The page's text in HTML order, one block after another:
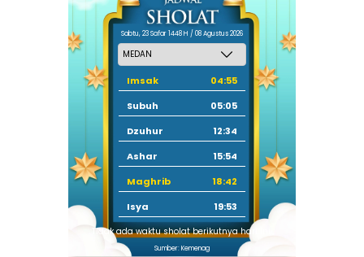
Sabtu, 23 Safar 1448 H / 08 Agustus 2026
Imsak
04:55
Subuh
05:05
Dzuhur
12:34
Ashar
15:54
Maghrib
18:42
Isya
19:53
Tidak ada waktu sholat berikutnya hari ini.
Sumber: Kemenag